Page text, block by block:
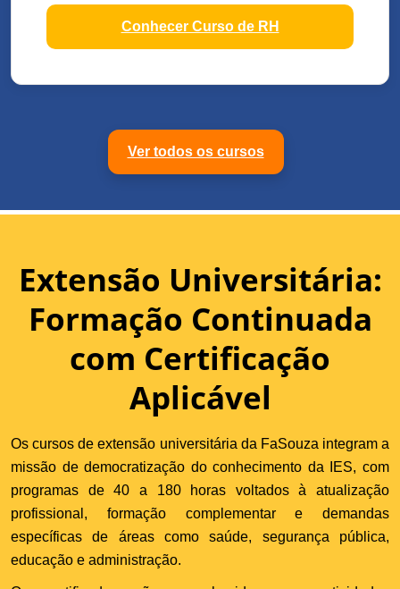
Conhecer Curso de RH
Ver todos os cursos
Extensão Universitária:
Formação Continuada
com Certificação
Aplicável
Os cursos de extensão universitária da FaSouza integram a
missão de democratização do conhecimento da IES, com
programas de 40 a 180 horas voltados à atualização
profissional, formação complementar e demandas
específicas de áreas como saúde, segurança pública,
educação e administração.